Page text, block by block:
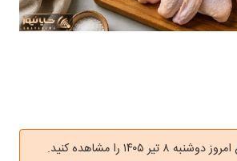
جدیدترین قیمت مرغ امروز دوشنبه ۸ تیر ۱۴۰۵ را مشاهده کنید.